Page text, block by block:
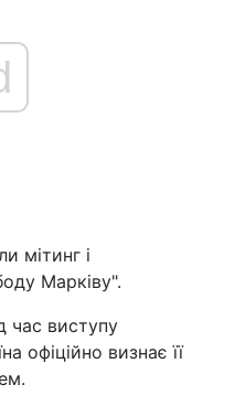
мітинг і
Марківу".
час виступу
офіційно визнає її